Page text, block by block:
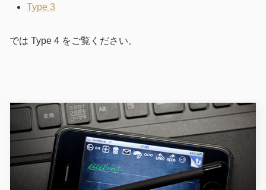
Type 3
では Type 4 をご覧ください。